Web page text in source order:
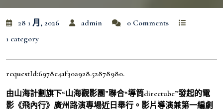
28 1 月, 2026 admin
0 Comments
1 category
requestId:6978e4af30a928.52878980.
由山海計劃旗下“山海觀影團”聯合“導筒directube”發起的電
影《飛內行》廣州路演專場近日舉行。影片導演兼第一編劇